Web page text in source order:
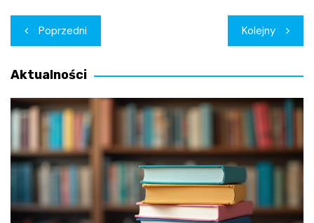
Nawigacja
wpisu
Poprzedni Kolejny
Aktualności